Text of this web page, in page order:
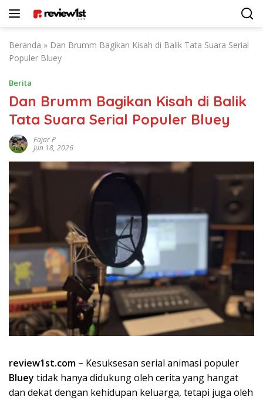
Beranda » Dan Brumm Bagikan Kisah di Balik Tata Suara Serial
Populer Bluey
Berita
Dan Brumm Bagikan Kisah di Balik
Tata Suara Serial Populer Bluey
Fajar P
Jun 18, 2026
review1st.com – Kesuksesan serial animasi populer
Bluey tidak hanya didukung oleh cerita yang hangat
dan dekat dengan kehidupan keluarga, tetapi juga oleh